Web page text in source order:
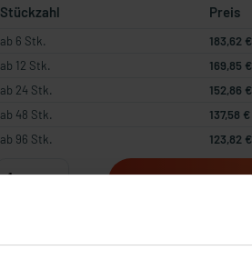
Stückzahl Preis
ab 6 Stk. 183,62 €
ab 12 Stk.
169,85 €
ab 24 Stk.
152,86 €
ab 48 Stk.
137,58 €
ab 96 Stk.
123,82 €